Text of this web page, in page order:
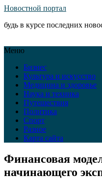
Новостной портал
будь в курсе последних
Меню
Бизнес
Культура и искусство
Медицина и здоровье
Наука и техника
Путешествия
Политика
Спорт
Разное
Карта сайта
Финансовая
начинающего